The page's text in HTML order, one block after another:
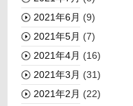
2021年6月 (9)
2021年5月 (7)
2021年4月 (16)
2021年3月 (31)
2021年2月 (22)